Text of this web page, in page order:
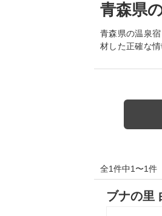
青森県
青森県の温泉
材した正確な情
全1件中1〜1件
ブナの里